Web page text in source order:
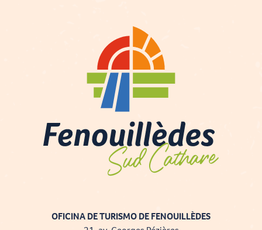
OFICINA DE TURISMO DE FENOUILLÈDES